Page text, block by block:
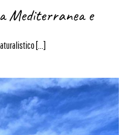
Mediterranea e
[...]